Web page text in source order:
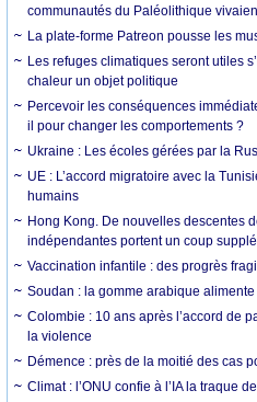
communautés du Paléolithique
La plate-forme Patreon pousse les
Les refuges climatiques seront utiles
chaleur un objet politique
Percevoir les conséquences
il pour changer les comportements ?
Ukraine : Les écoles gérées par la
UE : L’accord migratoire avec la
humains
Hong Kong. De nouvelles descentes
indépendantes portent un coup
Vaccination infantile : des progrès
Soudan : la gomme arabique
Colombie : 10 ans après l’accord de
la violence
Démence : près de la moitié des cas
Climat : l’ONU confie à l’IA la traque